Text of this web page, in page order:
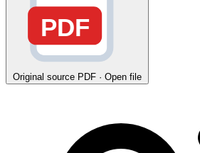
PDF
Original source PDF · Open file